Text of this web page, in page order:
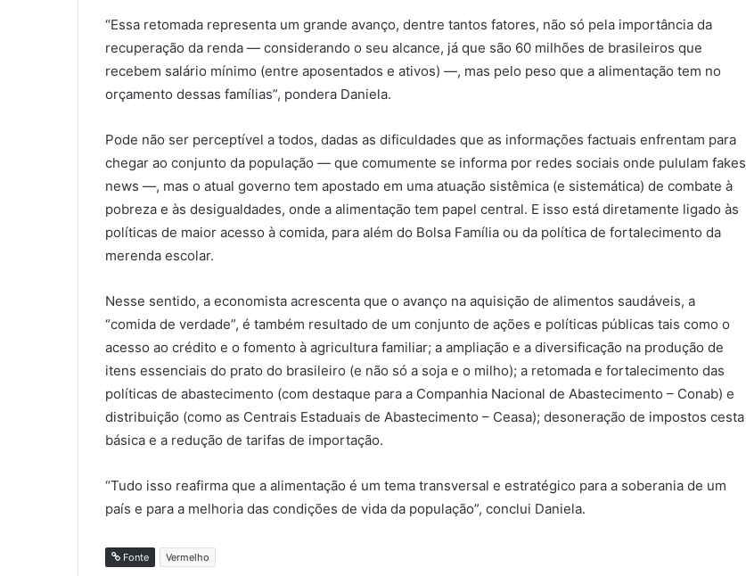
“Essa retomada representa um grande avanço, dentre tantos fatores, não só pela importância da
recuperação da renda — considerando o seu alcance, já que são 60 milhões de brasileiros que
recebem salário mínimo (entre aposentados e ativos) —, mas pelo peso que a alimentação tem no
orçamento dessas famílias”, pondera Daniela.
Pode não ser perceptível a todos, dadas as dificuldades que as informações factuais enfrentam para
chegar ao conjunto da população — que comumente se informa por redes sociais onde pululam fakes
news —, mas o atual governo tem apostado em uma atuação sistêmica (e sistemática) de combate à
pobreza e às desigualdades, onde a alimentação tem papel central. E isso está diretamente ligado às
políticas de maior acesso à comida, para além do Bolsa Família ou da política de fortalecimento da
merenda escolar.
Nesse sentido, a economista acrescenta que o avanço na aquisição de alimentos saudáveis, a
“comida de verdade”, é também resultado de um conjunto de ações e políticas públicas tais como o
acesso ao crédito e o fomento à agricultura familiar; a ampliação e a diversificação na produção de
itens essenciais do prato do brasileiro (e não só a soja e o milho); a retomada e fortalecimento das
políticas de abastecimento (com destaque para a Companhia Nacional de Abastecimento – Conab) e
distribuição (como as Centrais Estaduais de Abastecimento – Ceasa); desoneração de impostos cesta
básica e a redução de tarifas de importação.
“Tudo isso reafirma que a alimentação é um tema transversal e estratégico para a soberania de um
país e para a melhoria das condições de vida da população”, conclui Daniela.
Fonte Vermelho